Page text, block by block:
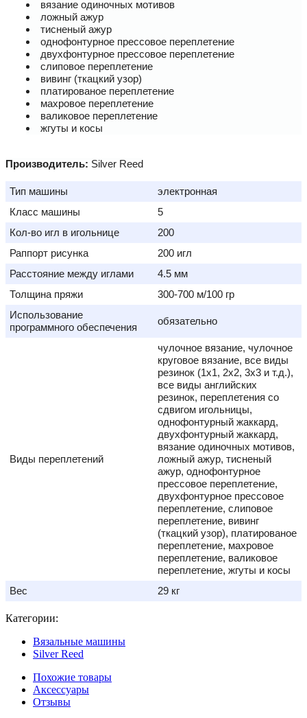
вязание одиночных мотивов
ложный ажур
тисненый ажур
однофонтурное прессовое переплетение
двухфонтурное прессовое переплетение
слиповое переплетение
вивинг (ткацкий узор)
платированое переплетение
махровое переплетение
валиковое переплетение
жгуты и косы
Производитель: Silver Reed
Тип машины
электронная
Класс машины
5
Кол-во игл в игольнице
200
Раппорт рисунка
200 игл
Расстояние между иглами
4.5 мм
Толщина пряжи
300-700 м/100 гр
Использование
программного обеспечения
обязательно
Виды переплетений
чулочное вязание, чулочное
круговое вязание, все виды
резинок (1х1, 2х2, 3х3 и т.д.),
все виды английских
резинок, переплетения со
сдвигом игольницы,
однофонтурный жаккард,
двухфонтурный жаккард,
вязание одиночных мотивов,
ложный ажур, тисненый
ажур, однофонтурное
прессовое переплетение,
двухфонтурное прессовое
переплетение, слиповое
переплетение, вивинг
(ткацкий узор), платированое
переплетение, махровое
переплетение, валиковое
переплетение, жгуты и косы
Вес
29 кг
Категории:
Вязальные машины
Silver Reed
Похожие товары
Аксессуары
Отзывы